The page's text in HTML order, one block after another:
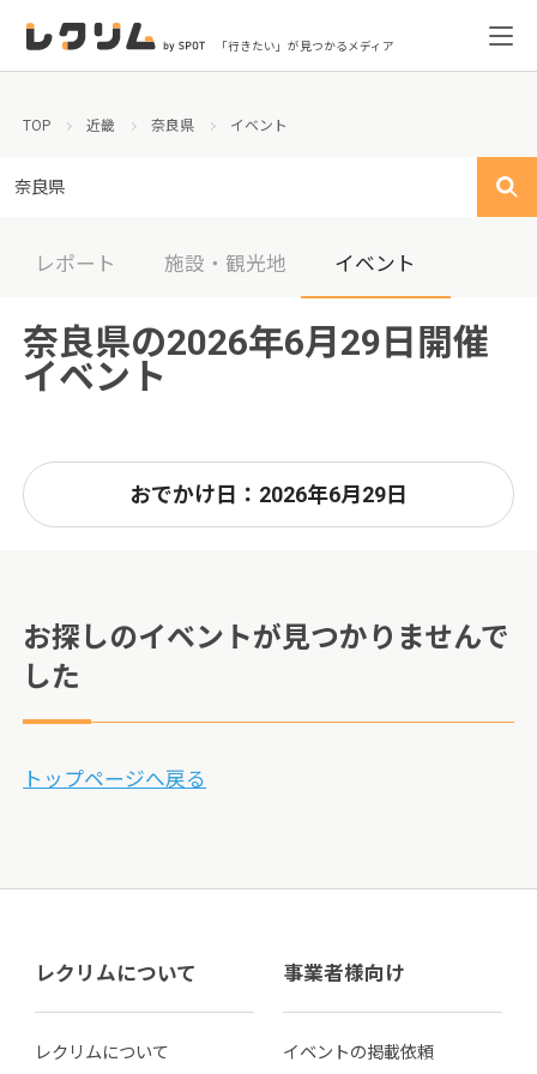
「行きたい」が見つかるメディア
TOP 近畿 奈良県 イベント
奈良県
レポート 施設・観光地 イベント
奈良県の2026年6月29日開催
イベント
おでかけ日：2026年6月29日
お探しのイベントが見つかりませんで
した
トップページへ戻る
レクリムについて
レクリムについて
事業者様向け
イベントの掲載依頼